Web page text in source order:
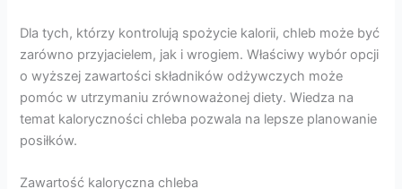
Dla tych, którzy kontrolują spożycie kalorii, chleb może być
zarówno przyjacielem, jak i wrogiem. Właściwy wybór opcji
o wyższej zawartości składników odżywczych może
pomóc w utrzymaniu zrównoważonej diety. Wiedza na
temat kaloryczności chleba pozwala na lepsze planowanie
posiłków.
Zawartość kaloryczna chleba